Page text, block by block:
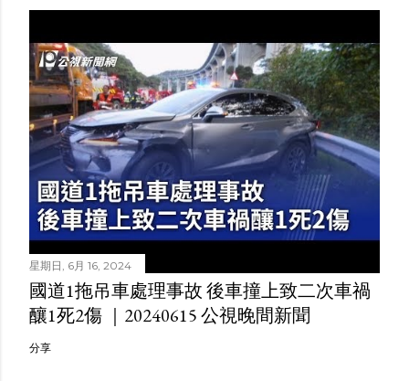
星期日, 6月 16, 2024
國道1拖吊車處理事故 後車撞上致二次車禍
釀1死2傷 ｜20240615 公視晚間新聞
分享